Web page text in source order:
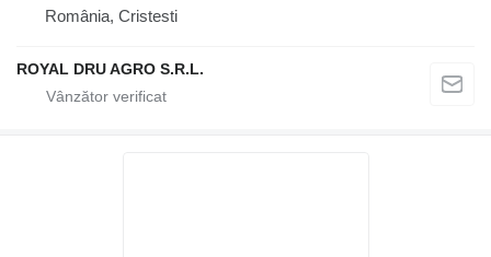
România, Cristesti
ROYAL DRU AGRO S.R.L.